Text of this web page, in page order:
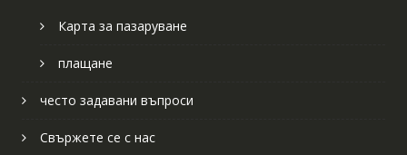
Карта за пазаруване
плащане
често задавани въпроси
Свържете се с нас